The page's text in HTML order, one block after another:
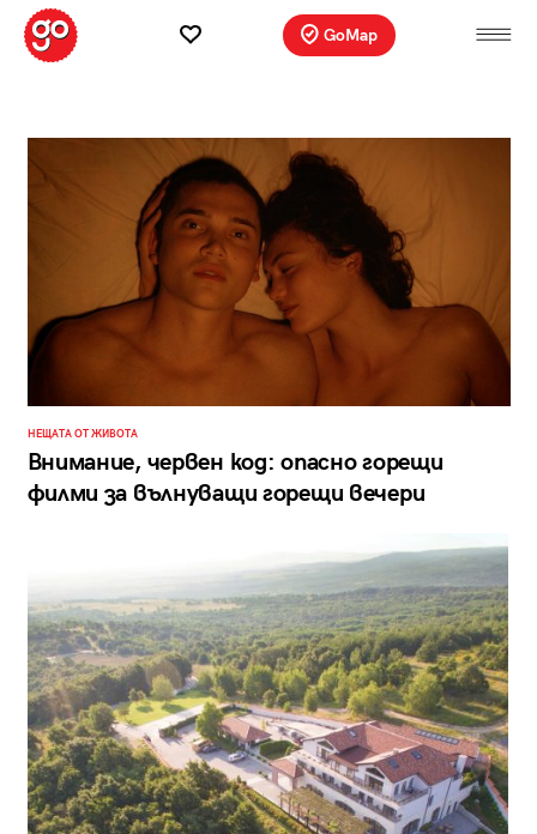
GoMap
НЕЩАТА ОТ ЖИВОТА
Внимание, червен код: опасно горещи
филми за вълнуващи горещи вечери